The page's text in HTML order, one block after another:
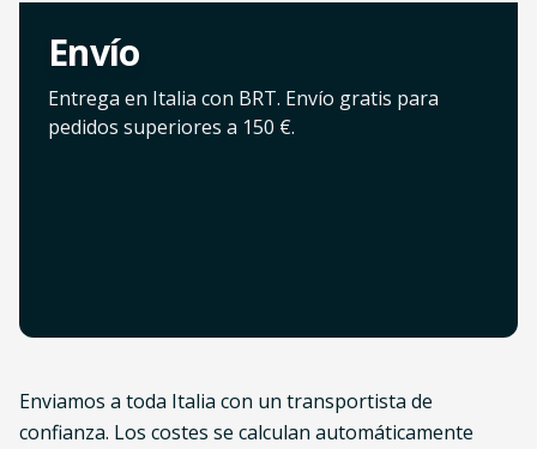
Envío
Entrega en Italia con BRT. Envío gratis para
pedidos superiores a 150 €.
Enviamos a toda Italia con un transportista de
confianza. Los costes se calculan automáticamente